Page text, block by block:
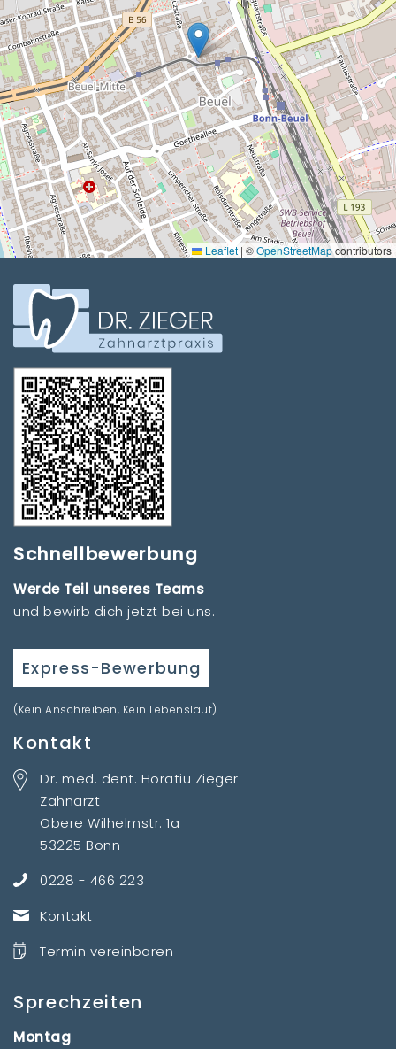
Leaflet | ©OpenStreetMapcontributors
Schnellbewerbung
Werde Teil unseres Teams
und bewirb dich jetzt bei uns.
Express-Bewerbung
(Kein Anschreiben, Kein Lebenslauf)
Kontakt
Dr. med. dent. Horatiu Zieger
Zahnarzt
Obere Wilhelmstr. 1a
53225 Bonn
0228 - 466 223
Kontakt
Termin vereinbaren
Sprechzeiten
Montag